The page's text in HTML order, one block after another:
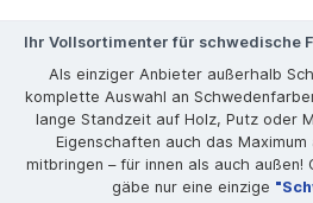
Ihr Vollsortimenter für schwedische
Als einziger Anbieter außerhalb
komplette Auswahl an
lange Standzeit auf Holz, Putz oder
Eigenschaften auch das
mitbringen – für innen als auch
gäbe nur eine einzige